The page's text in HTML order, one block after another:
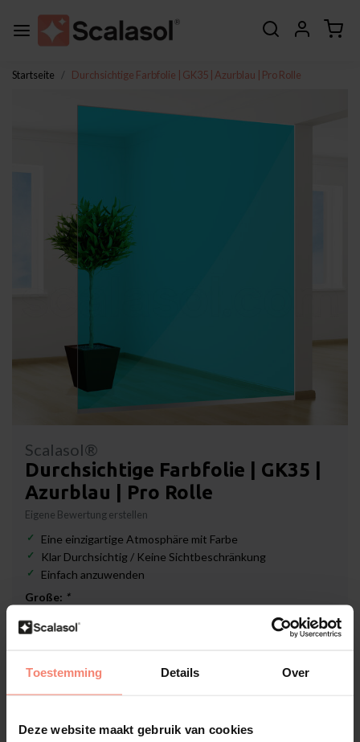
Toestemming Details Over
Deze website maakt gebruik van cookies
Startseite Durchsichtige Farbfolie | GK35 | Azurblau | Pro Rolle
Scalasol®
Durchsichtige Farbfolie | GK35 |
Azurblau | Pro Rolle
Eigene Bewertung erstellen
Eine einzigartige Atmosphäre mit Farbe
Klar Durchsichtig / Keine Sichtbeschränkung
Einfach anzuwenden
Große: *
Lieferzeit: 3-5 Werktage